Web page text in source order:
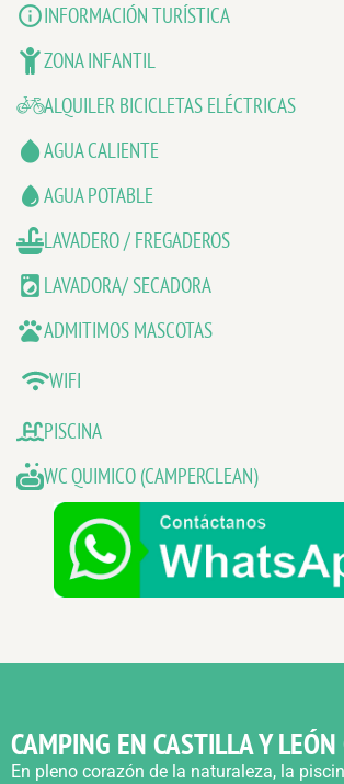
INFORMACIÓN TURÍSTICA
ZONA INFANTIL
ALQUILER BICICLETAS ELÉCTRICAS
AGUA CALIENTE
AGUA POTABLE
LAVADERO / FREGADEROS
LAVADORA/ SECADORA
ADMITIMOS MASCOTAS
WIFI
PISCINA
WC QUIMICO (CAMPERCLEAN)
CAMPING EN CASTILLA Y
En pleno corazón de la naturaleza, la